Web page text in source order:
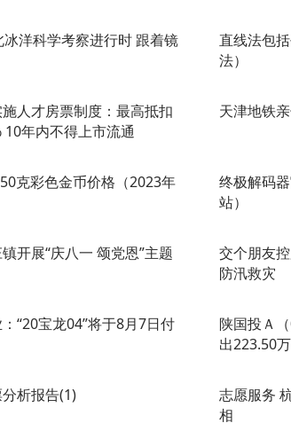
洋科学考察进行时 跟着镜
直线法包
法）
人才房票制度：最高抵扣
10年内不得上市流通
天津地铁
克彩色金币价格（2023年
终极解码
站）
开展“庆八一 颂党恩”主题
交个朋友
防汛救灾
“20宝龙04”将于8月7日付
陕国投Ａ
出223.50
析报告(1)
志愿服务
相